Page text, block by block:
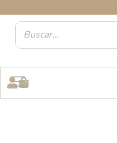
contenido